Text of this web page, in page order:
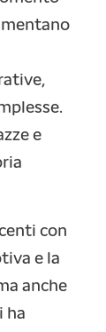
e
con
e la
anche
ha